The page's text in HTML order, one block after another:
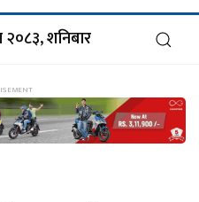
२०८३, शनिबार